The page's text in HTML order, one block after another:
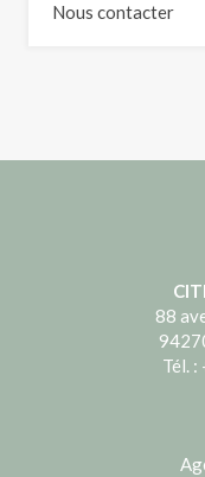
Nous contacter
88
Tél.